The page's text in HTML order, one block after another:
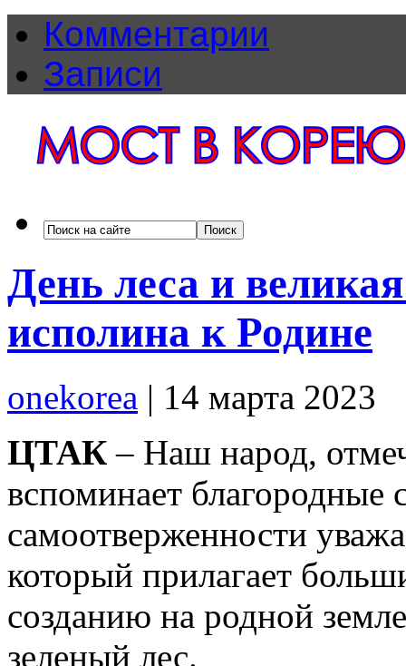
Комментарии
Записи
День леса и
исполина к Родине
onekorea | 14 марта 2023
ЦТАК – Наш народ,
вспоминает благородные
самоотверженности
который прилагает
созданию на родной
зеленый лес.